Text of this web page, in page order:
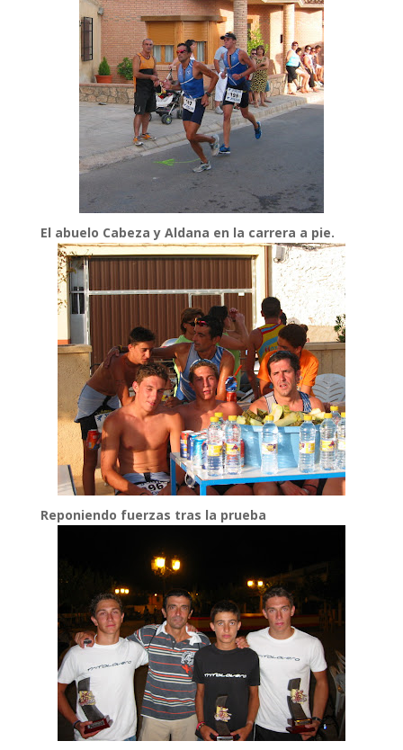
El abuelo Cabeza y Aldana en la carrera a pie.
Reponiendo fuerzas tras la prueba